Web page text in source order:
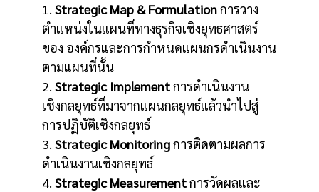
1. Strategic Map & Formulationการวาง
ตำแหน่งในแผนที่ทางธุรกิจเชิงยุทธศาสตร์
ของ องค์กรและการกำหนดแผนกรดำเนินงาน
ตามแผนที่นั้น
2. Strategic Implementการดำเนินงาน
เชิงกลยุทธ์ที่มาจากแผนกลยุทธ์แล้วนำไปสู่
การปฏิบัติเชิงกลยุทธ์
3. Strategic Monitoringการติดตามผลการ
ดำเนินงานเชิงกลยุทธ์
4. Strategic Measurementการวัดผลและ